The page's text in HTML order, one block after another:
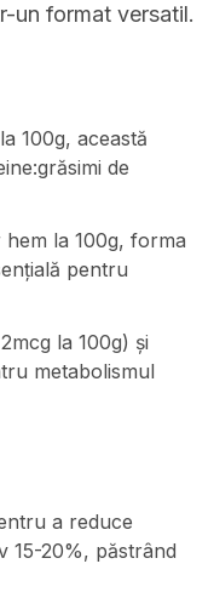
un format versatil.
100g, această
de
la 100g, forma
pentru
la 100g) și
metabolismul
a reduce
15-20%, păstrând